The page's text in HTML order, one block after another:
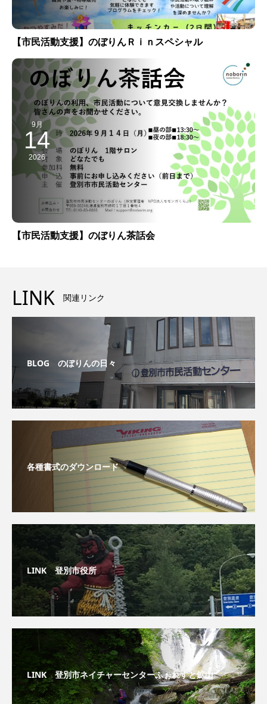
【市民活動支援】のぼりんＲｉｎスペシャル
9月
14
2026
【市民活動支援】のぼりん茶話会
LINK 関連リンク
BLOG のぼりんの日々
各種書式のダウンロード
LINK 登別市役所
LINK 登別市ネイチャーセンターふぉれすと鉱山